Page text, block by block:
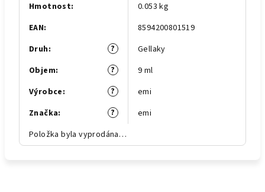
Hmotnost:
0.053 kg
EAN:
8594200801519
?
Druh:
Gellaky
?
Objem:
9 ml
?
Výrobce:
emi
?
Značka:
emi
Položka byla vyprodána…